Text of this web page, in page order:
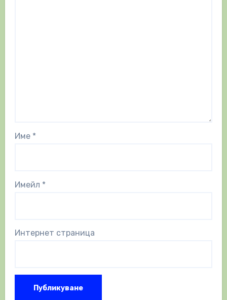
Име *
Имейл *
Интернет страница